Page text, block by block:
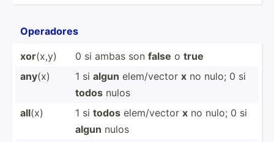
Operadores
xor(x,y) 0 si ambas son false o true
any(x) 1 si algun elem/v­ector x no nulo; 0 si
todos nulos
all(x) 1 si todos elem/v­ector x no nulo; 0 si
algun nulos